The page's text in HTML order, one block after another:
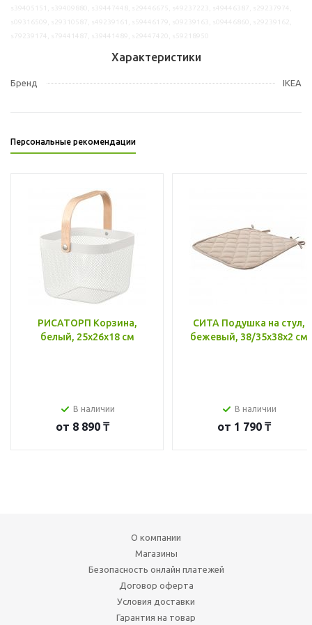
Характеристики
Бренд IKEA
Персональные рекомендации
РИСАТОРП Корзина,
белый, 25x26x18 см
В наличии
от 8 890 ₸
СИТА Подушка на стул,
бежевый, 38/35x38x2 см
В наличии
от 1 790 ₸
О компании
Магазины
Безопасность онлайн платежей
Договор оферта
Условия доставки
Гарантия на товар